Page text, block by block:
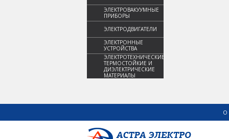
ЭЛЕКТРОВАКУУМНЫЕ
ПРИБОРЫ
ЭЛЕКТРОДВИГАТЕЛИ
ЭЛЕКТРОННЫЕ
УСТРОЙСТВА
ЭЛЕКТРОТЕХНИЧЕСКИЕ,
ТЕРМОСТОЙКИЕ И
ДИЭЛЕКТРИЧЕСКИЕ
МАТЕРИАЛЫ